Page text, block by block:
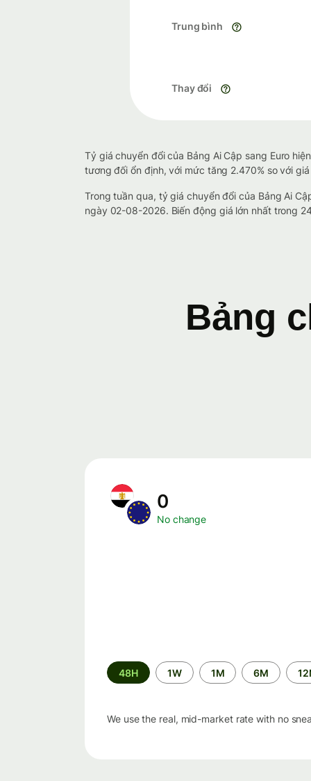
Trung bình
Thay đổi
Tỷ giá chuyển đổi của Bảng Ai Cập sang Euro
tương đối ổn định, với mức tăng 2.470% so với
Trong tuần qua, tỷ giá chuyển đổi của Bảng Ai
ngày 02-08-2026. Biến động giá lớn nhất trong
Bảng
0
No change
Time
period
48H 1W 1M 6M
We use the real, mid-market rate with no